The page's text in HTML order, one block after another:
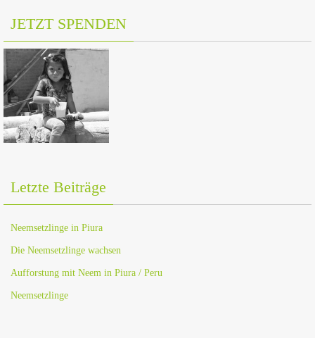
JETZT SPENDEN
Letzte Beiträge
Neemsetzlinge in Piura
Die Neemsetzlinge wachsen
Aufforstung mit Neem in Piura / Peru
Neemsetzlinge